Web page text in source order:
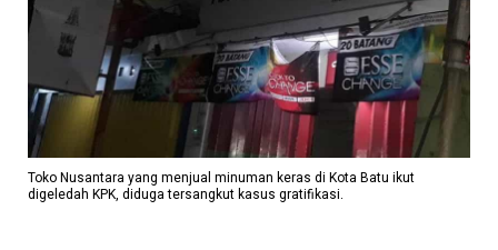
Toko Nusantara yang menjual minuman keras di Kota Batu ikut
digeledah KPK, diduga tersangkut kasus gratifikasi.